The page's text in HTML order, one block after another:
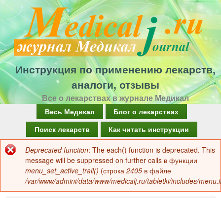
Перейти
к
основному
содержанию
Инструкция по применению лекарств,
аналоги, отзывы
Все о лекарствах в журнале Медикал
а
в
о
Весь Медикал
Блог о лекарствах
Поиск лекарств
Как читать инструкции
Сообщение
об
ошибке
Deprecated function: The each() function is deprecated. This
message will be suppressed on further calls в функции
menu_set_active_trail() (строка 2405 в файле
/var/www/admini/data/www/medicalj.ru/tabletki/includes/